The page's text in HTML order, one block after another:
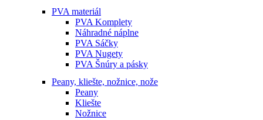
PVA materiál
PVA Komplety
Náhradné náplne
PVA Sáčky
PVA Nugety
PVA Šnúry a pásky
Peany, kliešte, nožnice, nože
Peany
Kliešte
Nožnice